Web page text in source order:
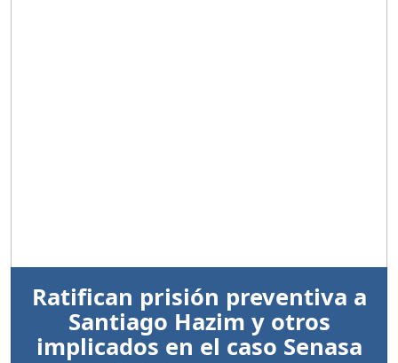
Ratifican prisión preventiva a
Santiago Hazim y otros
implicados en el caso Senasa